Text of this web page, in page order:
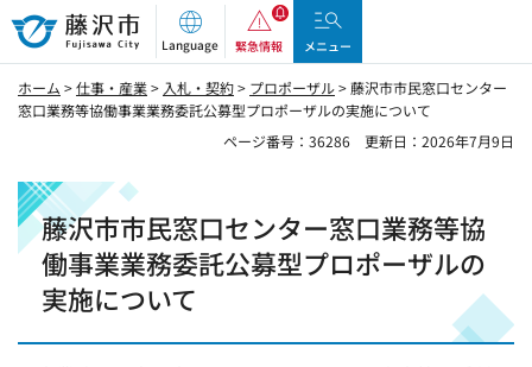
藤沢市
Language 緊急情報 メニュー
ホーム >仕事・産業> 入札・契約> プロポーザル> 藤沢市市民窓口センター
窓口業務等協働事業業務委託公募型プロポーザルの実施について
ページ番号：36286
更新日：2026年7月9日
藤沢市市民窓口センター窓口業務等協
働事業業務委託公募型プロポーザルの
実施について